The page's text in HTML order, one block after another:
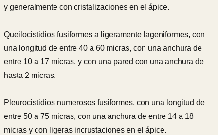
y generalmente con cristalizaciones en el ápice.
Queilocistidios fusiformes a ligeramente lageniformes, con
una longitud de entre 40 a 60 micras, con una anchura de
entre 10 a 17 micras, y con una pared con una anchura de
hasta 2 micras.
Pleurocistidios numerosos fusiformes, con una longitud de
entre 50 a 75 micras, con una anchura de entre 14 a 18
micras y con ligeras incrustaciones en el ápice.